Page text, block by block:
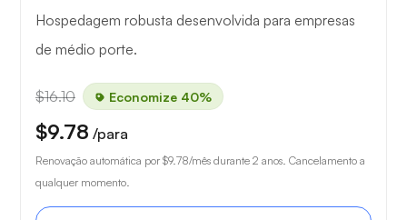
Hospedagem robusta desenvolvida para empresas
de médio porte.
$16.10 Economize 40%
$9.78 /para
Renovação automática por $9.78/mês durante 2 anos. Cancelamento a
qualquer momento.